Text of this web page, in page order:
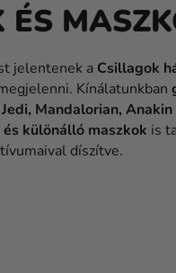
ÉS
jelentenek a Csillagok
Kínálatunkban
Mandalorian,
különálló maszkok is
díszítve.